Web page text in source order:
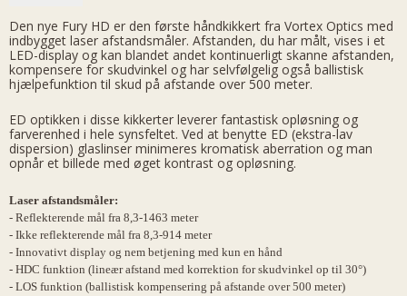
Den nye Fury HD er den første håndkikkert fra Vortex Optics med
indbygget laser afstandsmåler. Afstanden, du har målt, vises i et
LED-display og kan blandet andet kontinuerligt skanne afstanden,
kompensere for skudvinkel og har selvfølgelig også ballistisk
hjælpefunktion til skud på afstande over 500 meter.
ED optikken i disse kikkerter leverer fantastisk opløsning og
farverenhed i hele synsfeltet. Ved at benytte ED (ekstra-lav
dispersion) glaslinser minimeres kromatisk aberration og man
opnår et billede med øget kontrast og opløsning.
Laser afstandsmåler:
- Reflekterende mål fra 8,3-1463 meter
- Ikke reflekterende mål fra 8,3-914 meter
- Innovativt display og nem betjening med kun en hånd
- HDC funktion (lineær afstand med korrektion for skudvinkel op til 30°)
- LOS funktion (ballistisk kompensering på afstande over 500 meter)